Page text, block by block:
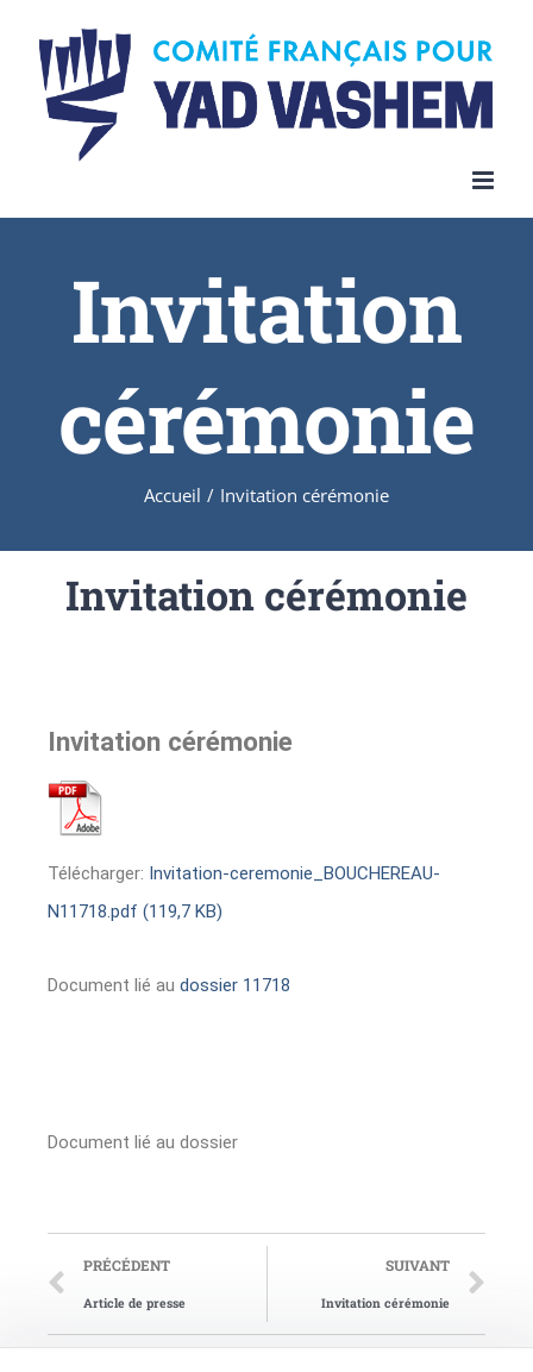
Invitation
cérémonie
Accueil / Invitation cérémonie
Invitation cérémonie
Invitation cérémonie
Télécharger: Invitation-ceremonie_BOUCHEREAU-
N11718.pdf (119,7 KB)
Document lié au dossier 11718
Document lié au dossier
PRÉCÉDENT
Article de presse
SUIVANT
Invitation cérémonie